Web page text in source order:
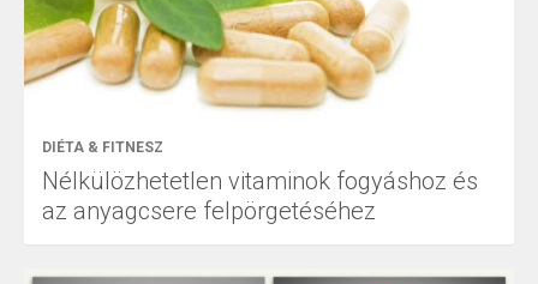
DIÉTA & FITNESZ
Nélkülözhetetlen vitaminok fogyáshoz és
az anyagcsere felpörgetéséhez